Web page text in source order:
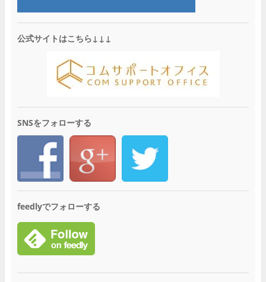
公式サイトはこちら↓↓↓
SNSをフォローする
feedlyでフォローする